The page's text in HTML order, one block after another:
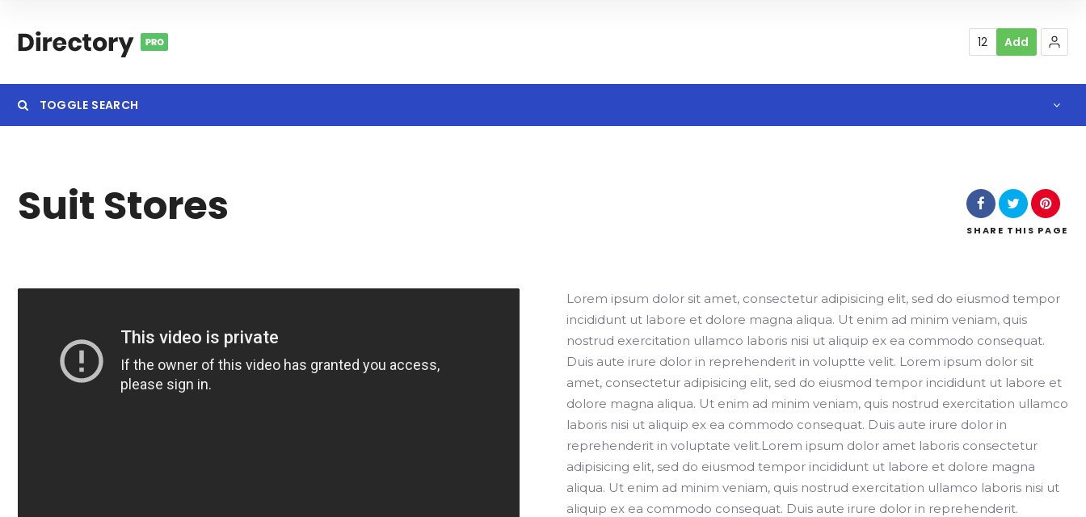
12 Add
TOGGLE SEARCH
Suit Stores SHARE THIS PAGE
Lorem ipsum dolor sit amet, consectetur adipisicing elit, sed do eiusmod tempor
incididunt ut labore et dolore magna aliqua. Ut enim ad minim veniam, quis
nostrud exercitation ullamco laboris nisi ut aliquip ex ea commodo consequat.
Duis aute irure dolor in reprehenderit in voluptte velit. Lorem ipsum dolor sit
amet, consectetur adipisicing elit, sed do eiusmod tempor incididunt ut labore et
dolore magna aliqua. Ut enim ad minim veniam, quis nostrud exercitation ullamco
laboris nisi ut aliquip ex ea commodo consequat. Duis aute irure dolor in
reprehenderit in voluptate velit.Lorem ipsum dolor amet laboris consectetur
adipisicing elit, sed do eiusmod tempor incididunt ut labore et dolore magna
aliqua. Ut enim ad minim veniam, quis nostrud exercitation ullamco laboris nisi ut
aliquip ex ea commodo consequat. Duis aute irure dolor in reprehenderit.